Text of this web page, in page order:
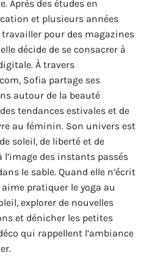
Après des études en
et plusieurs années
travailler pour des magazines
décide de se consacrer à
À travers
Sofia partage ses
autour de la beauté
tendances estivales et de
au féminin. Son univers est
soleil, de liberté et de
l’image des instants passés
le sable. Quand elle n’écrit
aime pratiquer le yoga au
explorer de nouvelles
et dénicher les petites
qui rappellent l’ambiance